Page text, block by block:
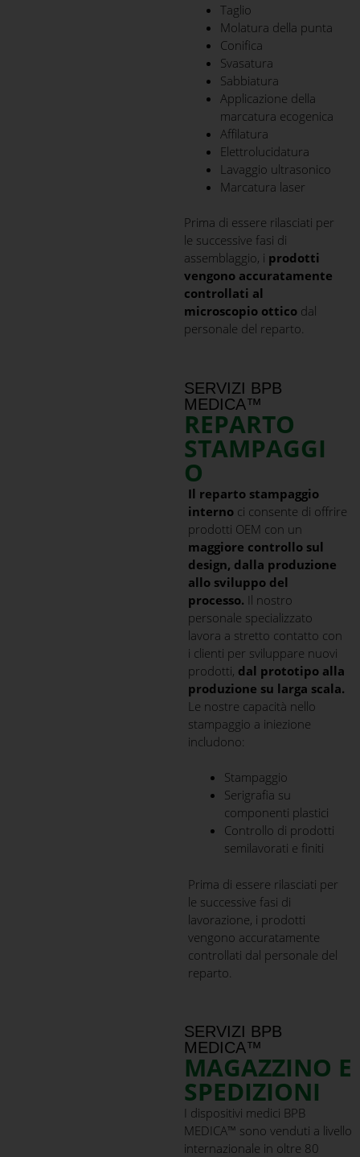
Taglio
Molatura della punta
Conifica
Svasatura
Sabbiatura
Applicazione della
marcatura ecogenica
Affilatura
Elettrolucidatura
Lavaggio ultrasonico
Marcatura laser
Prima di essere rilasciati per
le successive fasi di
assemblaggio, i prodotti
vengono accuratamente
controllati al
microscopio otticodal
personale del reparto.
SERVIZI BPB
MEDICA™
REPARTO
STAMPAGGI
O
Il reparto stampaggio
internoci consente di offrire
prodotti OEM con un
maggiore controllo sul
design, dalla produzione
allo sviluppo del
processo. Il nostro
personale specializzato
lavora a stretto contatto con
i clienti per sviluppare nuovi
prodotti, dal prototipo alla
produzione su larga scala.
Le nostre capacità nello
stampaggio a iniezione
includono:
Stampaggio
Serigrafia su
componenti plastici
Controllo di prodotti
semilavorati e finiti
Prima di essere rilasciati per
le successive fasi di
lavorazione, i prodotti
vengono accuratamente
controllati dal personale del
reparto.
SERVIZI BPB
MEDICA™
MAGAZZINO E
SPEDIZIONI
I dispositivi medici BPB
MEDICA™ sono venduti a livello
internazionale in oltre 80